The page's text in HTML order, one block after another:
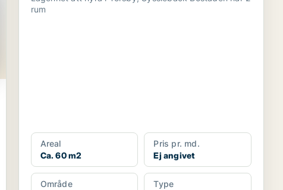
rum
Areal
Ca. 60 m2
Pris pr. md.
Ej angivet
Område
Type